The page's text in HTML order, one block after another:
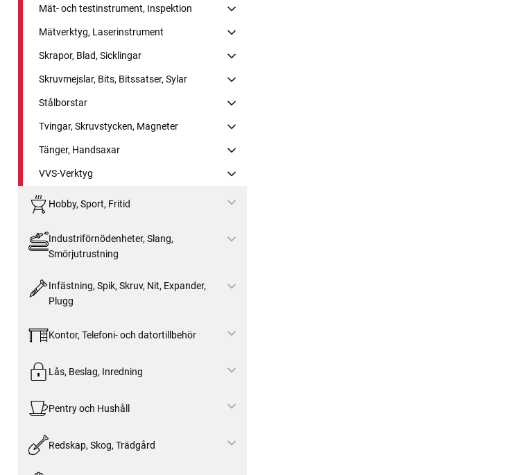
Mät- och testinstrument, Inspektion
Mätverktyg, Laserinstrument
Skrapor, Blad, Sicklingar
Skruvmejslar, Bits, Bitssatser, Sylar
Stålborstar
Tvingar, Skruvstycken, Magneter
Tänger, Handsaxar
VVS-Verktyg
Hobby, Sport, Fritid
Industriförnödenheter, Slang,
Smörjutrustning
Infästning, Spik, Skruv, Nit, Expander,
Plugg
Kontor, Telefoni- och datortillbehör
Lås, Beslag, Inredning
Pentry och Hushåll
Redskap, Skog, Trädgård